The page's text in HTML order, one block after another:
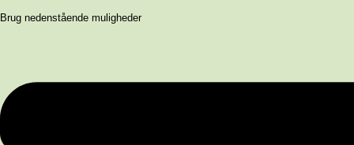
Brug nedenstående muligheder